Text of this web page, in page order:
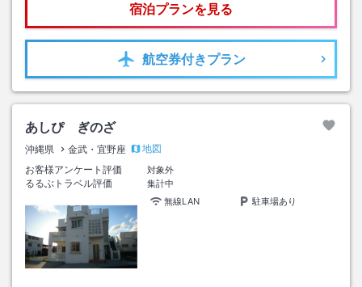
宿泊プランを見る
航空券付きプラン
あしぴ ぎのざ
沖縄県 金武・宜野座
地図
お客様アンケート評価
対象外
るるぶトラベル評価
集計中
無線LAN
駐車場あり